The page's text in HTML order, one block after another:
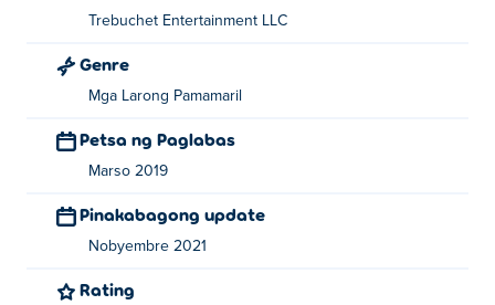
Trebuchet Entertainment LLC
Genre
Mga Larong Pamamaril
Petsa ng Paglabas
Marso 2019
Pinakabagong update
Nobyembre 2021
Rating